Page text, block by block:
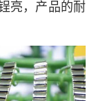
亮，产品的耐